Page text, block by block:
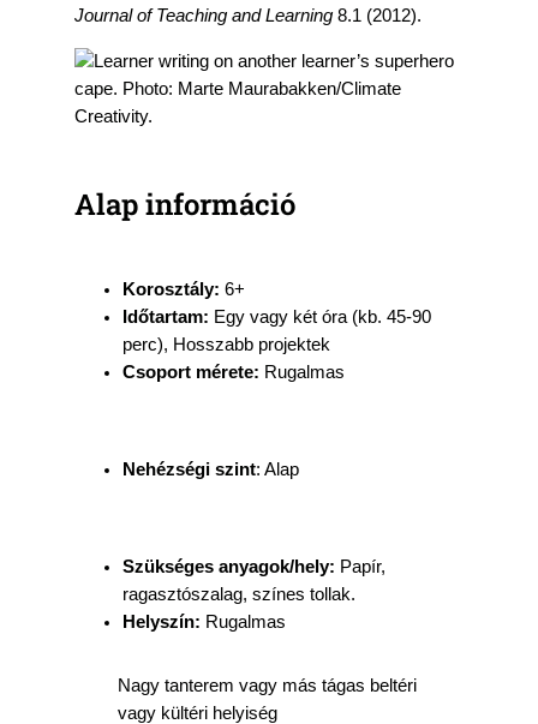
Journal of Teaching and Learning8.1 (2012).
Alap információ
Korosztály: 6+
Időtartam: Egy vagy két óra (kb. 45-90
perc), Hosszabb projektek
Csoport mérete: Rugalmas
Nehézségi szint: Alap
Szükséges anyagok/hely: Papír,
ragasztószalag, színes tollak.
Helyszín: Rugalmas
Nagy tanterem vagy más tágas beltéri
vagy kültéri helyiség